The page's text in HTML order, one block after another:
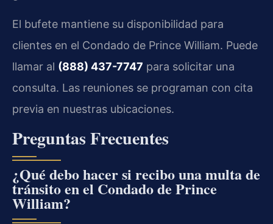
El bufete mantiene su disponibilidad para
clientes en el Condado de Prince William. Puede
llamar al (888) 437-7747 para solicitar una
consulta. Las reuniones se programan con cita
previa en nuestras ubicaciones.
Preguntas Frecuentes
¿Qué debo hacer si recibo una multa de
tránsito en el Condado de Prince
William?